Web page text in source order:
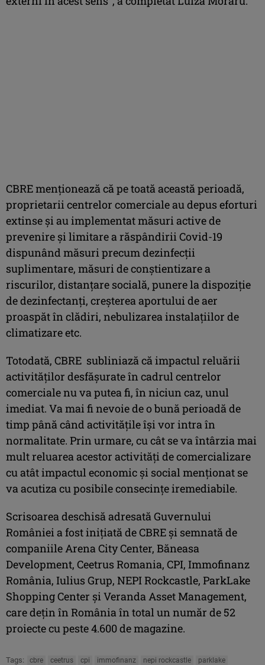
CBRE menționează că pe toată această perioadă,
proprietarii centrelor comerciale au depus eforturi
extinse și au implementat măsuri active de
prevenire și limitare a răspândirii Covid-19
dispunând măsuri precum dezinfecții
suplimentare, măsuri de conștientizare a
riscurilor, distanțare socială, punere la dispoziție
de dezinfectanți, creșterea aportului de aer
proaspăt în clădiri, nebulizarea instalațiilor de
climatizare etc.
Totodată, CBRE subliniază că impactul reluării
activităților desfășurate în cadrul centrelor
comerciale nu va putea fi, în niciun caz, unul
imediat. Va mai fi nevoie de o bună perioadă de
timp până când activitățile își vor intra în
normalitate. Prin urmare, cu cât se va întârzia mai
mult reluarea acestor activități de comercializare
cu atât impactul economic și social menționat se
va acutiza cu posibile consecințe iremediabile.
Scrisoarea deschisă adresată Guvernului
României a fost inițiată de CBRE și semnată de
companiile Arena City Center, Băneasa
Development, Ceetrus Romania, CPI, Immofinanz
România, Iulius Grup, NEPI Rockcastle, ParkLake
Shopping Center și Veranda Asset Management,
care dețin în România în total un număr de 52
proiecte cu peste 4.600 de magazine.
Tags: cbre ceetrus cpi immofinanz nepi rockcastle
parklake